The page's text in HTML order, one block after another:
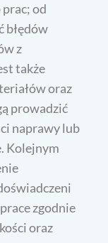
od
błędów
z
także
oraz
prowadzić
naprawy lub
Kolejnym
zgodnie
oraz